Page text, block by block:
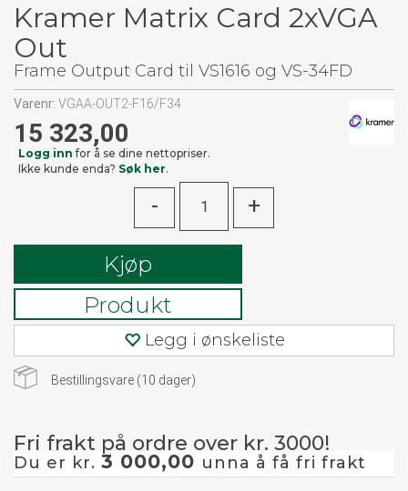
Kramer Matrix Card 2xVGA
Out
Frame Output Card til VS1616 og VS-34FD
Varenr: VGAA-OUT2-F16/F34
15 323,00
Logg inn for å se dine nettopriser.
Ikke kunde enda? Søk her.
- +
Kjøp
Produkt
Legg i ønskeliste
Bestillingsvare (10 dager)
Fri frakt på ordre over kr. 3000!
Du er kr. 3 000,00 unna å få fri frakt